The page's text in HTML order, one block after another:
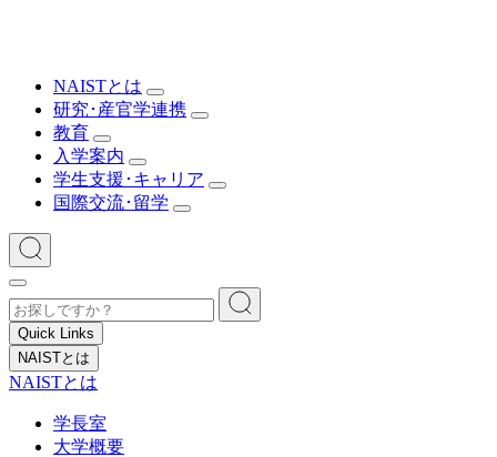
NAISTとは
研究･産官学連携
教育
入学案内
学生支援･キャリア
国際交流･留学
Quick Links
NAISTとは
NAISTとは
学長室
大学概要